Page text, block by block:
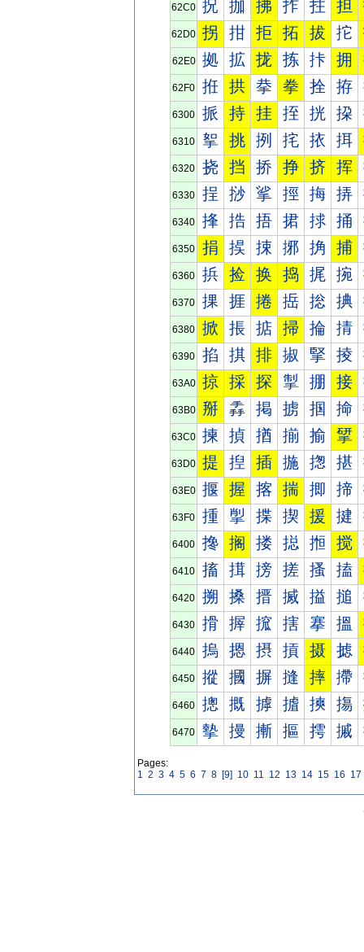
62C0 拀 拁 拂 拃 拄 担
62D0 拐 拑 拒 拓 拔 拕
62E0 拠 拡 拢 拣 拤 拥
62F0 拰 拱 拲 拳 拴 拵
6300 挀 持 挂 挃 挄 挅
6310 挐 挑 挒 挓 挔 挕
6320 挠 挡 挢 挣 挤 挥
6330 挰 挱 挲 挳 挴 挵
6340 捀 捁 捂 捃 捄 捅
6350 捐 捑 捒 捓 捔 捕
6360 捠 捡 换 捣 捤 捥
6370 捰 捱 捲 捳 捴 捵
6380 掀 掁 掂 掃 掄 掅
6390 掐 掑 排 掓 掔 掕
63A0 掠 採 探 掣 掤 接
63B0 掰 掱 掲 掳 掴 掵
63C0 揀 揁 揂 揃 揄 揅
63D0 提 揑 插 揓 揔 揕
63E0 揠 握 揢 揣 揤 揥
63F0 揰 揱 揲 揳 援 揵
6400 搀 搁 搂 搃 搄 搅
6410 搐 搑 搒 搓 搔 搕
6420 搠 搡 搢 搣 搤 搥
6430 搰 搱 搲 搳 搴 搵
6440 摀 摁 摂 摃 摄 摅
6450 摐 摑 摒 摓 摔 摕
6460 摠 摡 摢 摣 摤 摥
6470 摰 摱 摲 摳 摴 摵
Pages:
1 2 3 4 5 6 7 8 [9] 10 11 12 13 14 15 16 17